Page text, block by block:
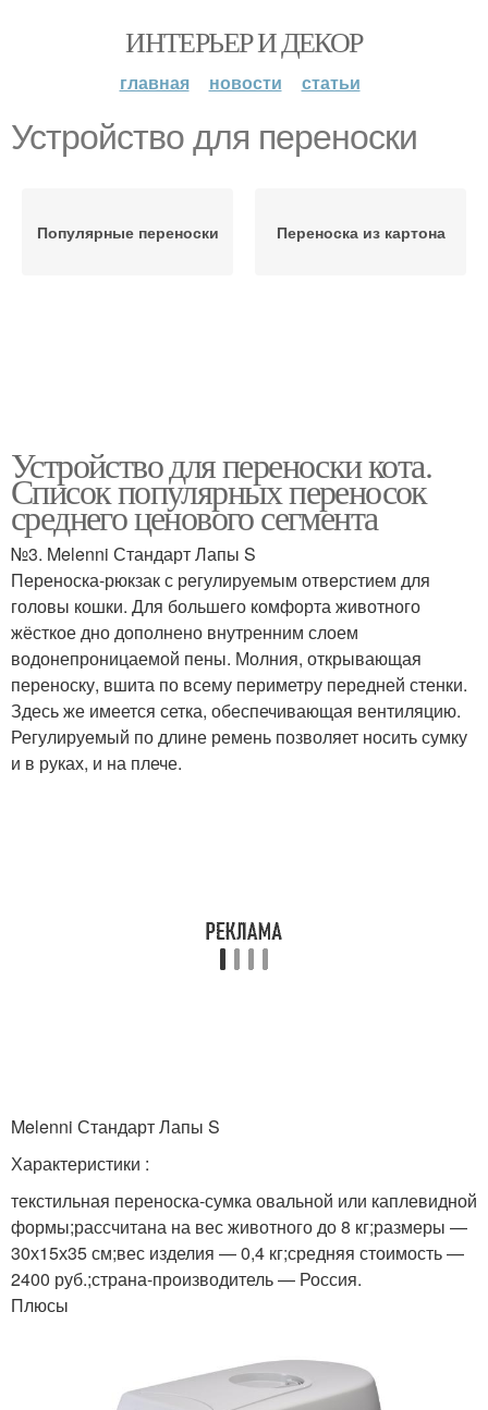
ИНТЕРЬЕР И ДЕКОР
главная новости статьи
Устройство для переноски
Популярные переноски Переноска из картона
Устройство для переноски кота.
Список популярных переносок
среднего ценового сегмента
№3. Melenni Стандарт Лапы S
Переноска-рюкзак с регулируемым отверстием для
головы кошки. Для большего комфорта животного
жёсткое дно дополнено внутренним слоем
водонепроницаемой пены. Молния, открывающая
переноску, вшита по всему периметру передней стенки.
Здесь же имеется сетка, обеспечивающая вентиляцию.
Регулируемый по длине ремень позволяет носить сумку
и в руках, и на плече.
Melenni Стандарт Лапы S
Характеристики :
текстильная переноска-сумка овальной или каплевидной
формы;рассчитана на вес животного до 8 кг;размеры —
30х15х35 см;вес изделия — 0,4 кг;средняя стоимость —
2400 руб.;страна-производитель — Россия.
Плюсы